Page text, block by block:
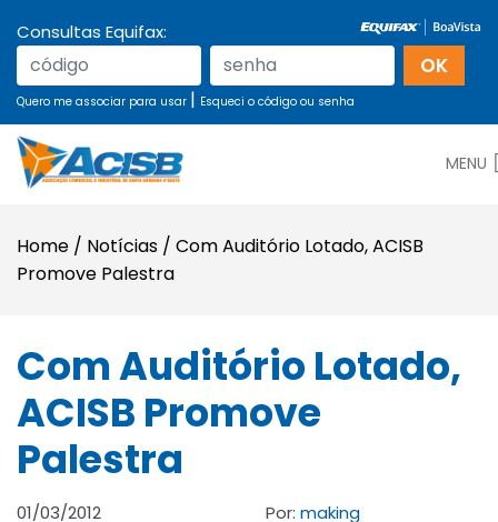
Consultas Equifax:
Quero me associar para usar | Esqueci o código ou senha
MENU
Home / Notícias / Com Auditório Lotado, ACISB
Promove Palestra
Com Auditório Lotado,
ACISB Promove
Palestra
01/03/2012 Por: making